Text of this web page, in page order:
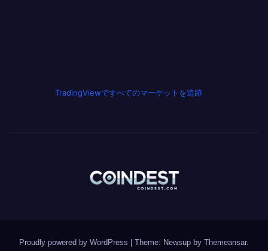
TradingViewですべてのマーケットを追跡
Proudly powered by WordPress Theme: Newsup by Themeansar.